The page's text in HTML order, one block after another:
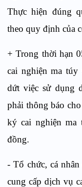
Thực hiện đúng
theo quy định của
+ Trong thời hạn
cai nghiện ma
dứt việc sử dụng
phải thông báo
kýcai nghiện
đồng.
- Tổ chức, cá nhân
cung cấp dịch vụ